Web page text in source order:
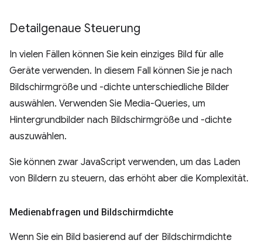
Detailgenaue Steuerung
In vielen Fällen können Sie kein einziges Bild für alle
Geräte verwenden. In diesem Fall können Sie je nach
Bildschirmgröße und -dichte unterschiedliche Bilder
auswählen. Verwenden Sie Media-Queries, um
Hintergrundbilder nach Bildschirmgröße und -dichte
auszuwählen.
Sie können zwar JavaScript verwenden, um das Laden
von Bildern zu steuern, das erhöht aber die Komplexität.
Medienabfragen und Bildschirmdichte
Wenn Sie ein Bild basierend auf der Bildschirmdichte